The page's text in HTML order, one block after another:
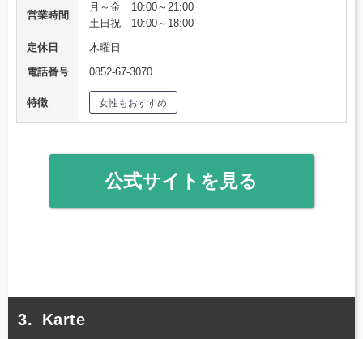
営業時間
月～金 10:00～21:00
土日祝 10:00～18:00
定休日
木曜日
電話番号
0852-67-3070
特徴 女性もおすすめ
公式サイトを見る
Karte